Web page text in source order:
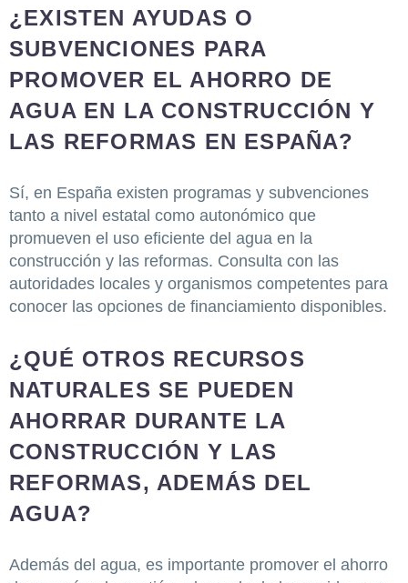
¿EXISTEN AYUDAS O
SUBVENCIONES PARA
PROMOVER EL AHORRO DE
AGUA EN LA CONSTRUCCIÓN Y
LAS REFORMAS EN ESPAÑA?
Sí, en España existen programas y subvenciones
tanto a nivel estatal como autonómico que
promueven el uso eficiente del agua en la
construcción y las reformas. Consulta con las
autoridades locales y organismos competentes para
conocer las opciones de financiamiento disponibles.
¿QUÉ OTROS RECURSOS
NATURALES SE PUEDEN
AHORRAR DURANTE LA
CONSTRUCCIÓN Y LAS
REFORMAS, ADEMÁS DEL
AGUA?
Además del agua, es importante promover el ahorro